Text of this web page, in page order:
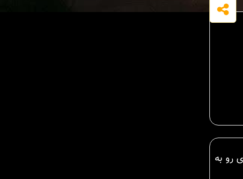
خوش آب و هوا ترین منطقه جنگلی نوشهر به متراژ 350 با ویوی رو به